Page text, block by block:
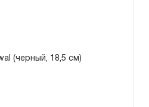
(черный, 18,5 см)